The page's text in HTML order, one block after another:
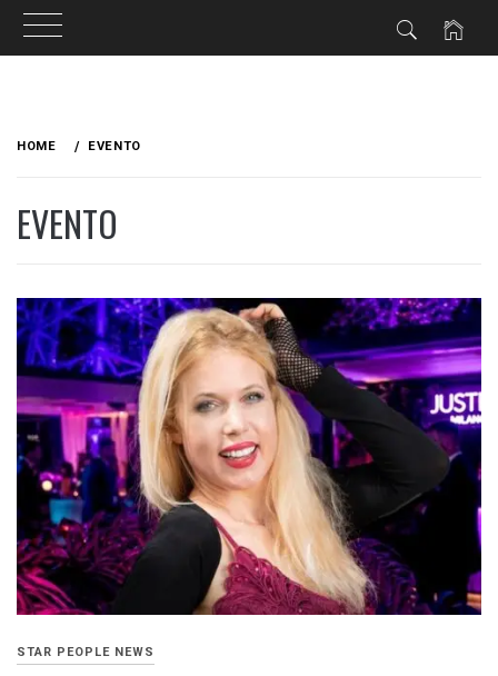
HOME EVENTO
EVENTO
STAR PEOPLE NEWS